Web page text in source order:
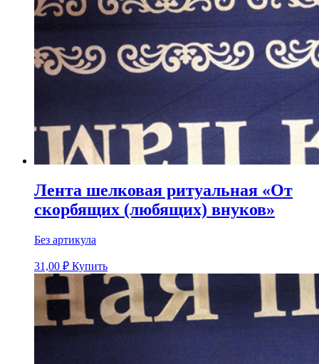
Лента шелковая ритуальная «От
скорбящих (любящих) внуков»
Без артикула
31,00 ₽ Купить